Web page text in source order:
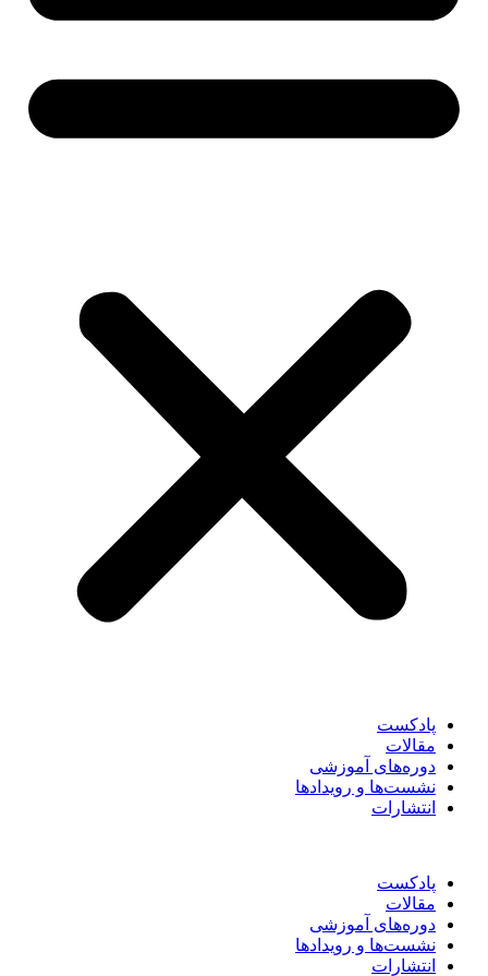
پادکست
مقالات
دوره‌های آموزشی
نشست‌ها و رویدادها
انتشارات
پادکست
مقالات
دوره‌های آموزشی
نشست‌ها و رویدادها
انتشارات